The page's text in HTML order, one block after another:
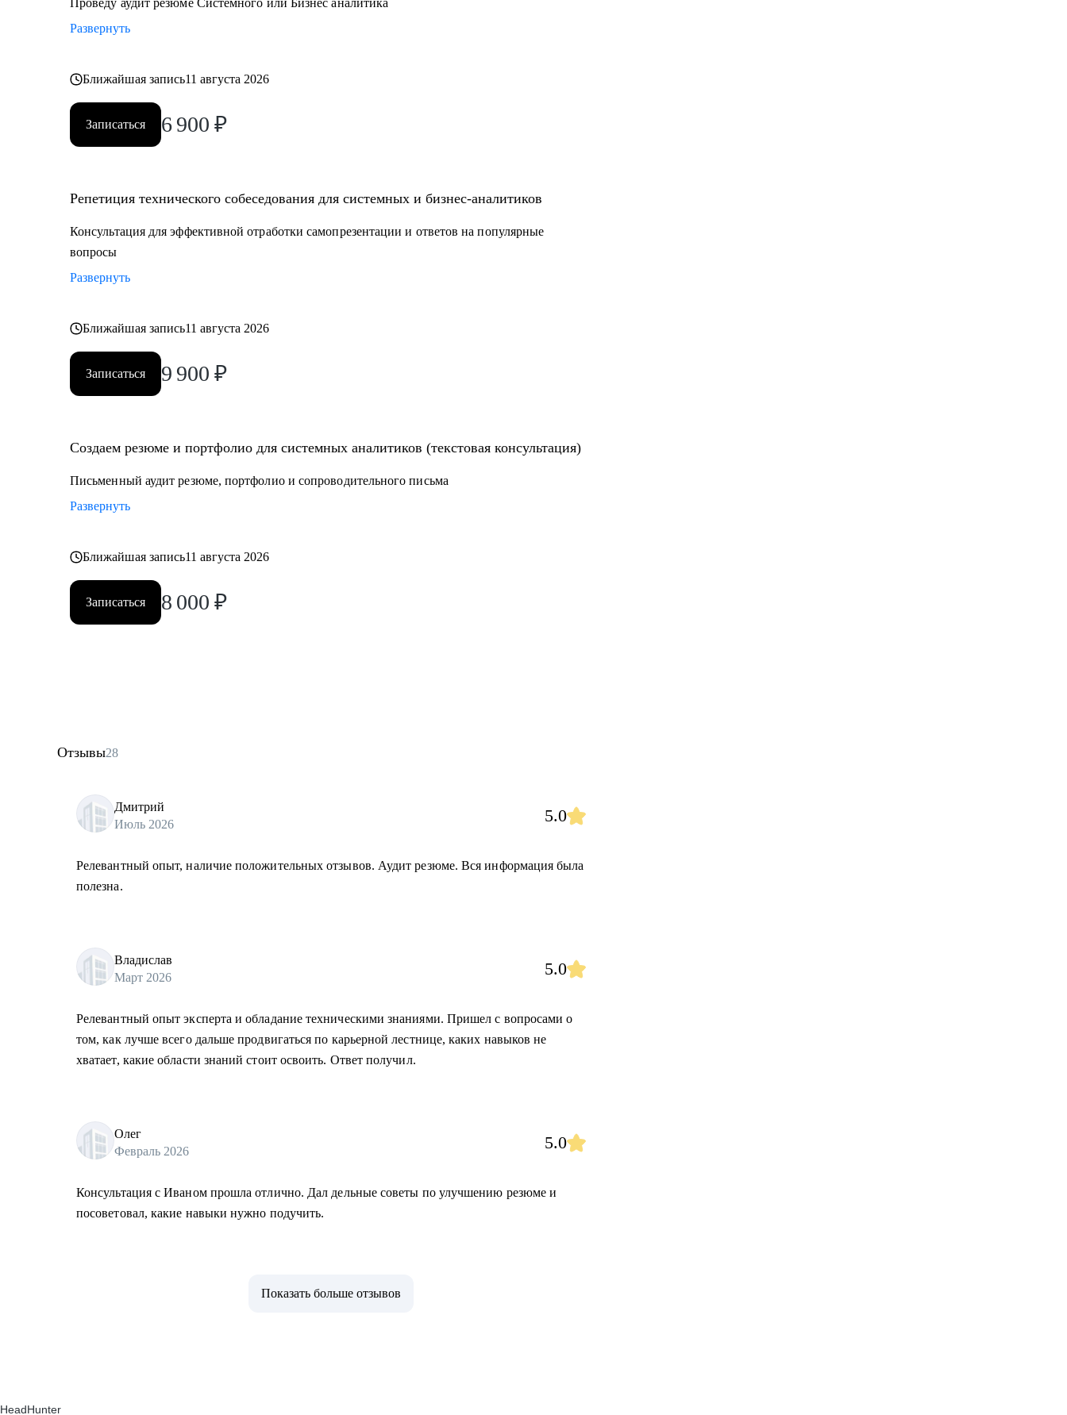
Проведу аудит резюме Системного или Бизнес аналитика
Развернуть
Ближайшая запись11 августа 2026
Записаться 6 900 ₽
Репетиция технического собеседования для системных и бизнес-аналитиков
Консультация для эффективной отработки самопрезентации и ответов на популярные
вопросы
Развернуть
Ближайшая запись11 августа 2026
Записаться 9 900 ₽
Создаем резюме и портфолио для системных аналитиков (текстовая консультация)
Письменный аудит резюме, портфолио и сопроводительного письма
Развернуть
Ближайшая запись11 августа 2026
Записаться 8 000 ₽
Отзывы28
Дмитрий
Июль 2026
5.0
Релевантный опыт, наличие положительных отзывов. Аудит резюме. Вся информация была
полезна.
Владислав
Март 2026
5.0
Релевантный опыт эксперта и обладание техническими знаниями. Пришел с вопросами о
том, как лучше всего дальше продвигаться по карьерной лестнице, каких навыков не
хватает, какие области знаний стоит освоить. Ответ получил.
Олег
Февраль 2026
5.0
Консультация с Иваном прошла отлично. Дал дельные советы по улучшению резюме и
посоветовал, какие навыки нужно подучить.
Показать больше отзывов
HeadHunter